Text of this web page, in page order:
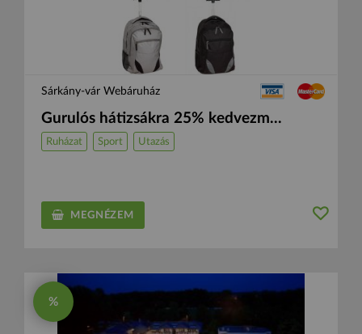
Sárkány-vár Webáruház
Gurulós hátizsákra 25% kedvezm...
Ruházat Sport Utazás
MEGNÉZEM
%